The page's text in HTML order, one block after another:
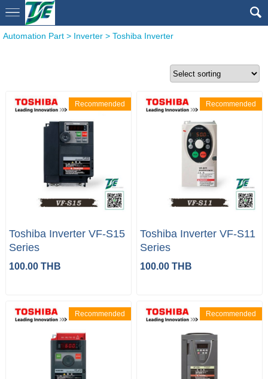
Automation Part> Inverter> Toshiba Inverter
Recommended
Toshiba Inverter VF-S15
Series
100.00 THB
Recommended
Toshiba Inverter VF-S11
Series
100.00 THB
Recommended Recommended